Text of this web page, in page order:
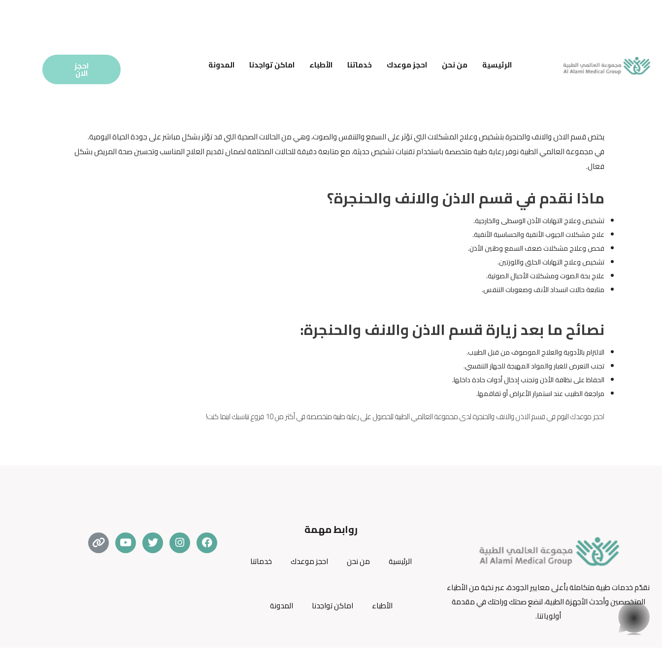
الرئيسية من نحن احجز موعدك خدماتنا الأطباء اماكن تواجدنا المدونة احجز
الان
يختص قسم الاذن والانف والحنجرة بتشخيص وعلاج المشكلات التي تؤثر على السمع والتنفس والصوت، وهي من الحالات الصحية التي قد تؤثر بشكل مباشر على جودة الحياة اليومية.
في مجموعة العالمي الطبية نوفر رعاية طبية متخصصة باستخدام تقنيات تشخيص حديثة، مع متابعة دقيقة للحالات المختلفة لضمان تقديم العلاج المناسب وتحسين صحة المريض بشكل
فعال.
ماذا نقدم في قسم الاذن والانف والحنجرة؟
تشخيص وعلاج التهابات الأذن الوسطى والخارجية.
علاج مشكلات الجيوب الأنفية والحساسية الأنفية.
فحص وعلاج مشكلات ضعف السمع وطنين الأذن.
تشخيص وعلاج التهابات الحلق واللوزتين.
علاج بحة الصوت ومشكلات الأحبال الصوتية.
متابعة حالات انسداد الأنف وصعوبات التنفس.
نصائح ما بعد زيارة قسم الاذن والانف والحنجرة:
الالتزام بالأدوية والعلاج الموصوف من قبل الطبيب.
تجنب التعرض للغبار والمواد المهيجة للجهاز التنفسي.
الحفاظ على نظافة الأذن وتجنب إدخال أدوات حادة داخلها.
مراجعة الطبيب عند استمرار الأعراض أو تفاقمها.
احجز موعدك اليوم في قسم الاذن والانف والحنجرة لدى مجموعة العالمي الطبية للحصول على رعاية طبية متخصصة في أكثر من 10 فروع تناسبك اينما كنت!
نقدّم خدمات طبية متكاملة بأعلى معايير الجودة، عبر نخبة من الأطباء
المتخصصين وأحدث الأجهزة الطبية، لنضع صحتك وراحتك في مقدمة
أولوياتنا.
روابط مهمة
الرئيسية من نحن احجز موعدك خدماتنا
الأطباء اماكن تواجدنا المدونة whatsapp